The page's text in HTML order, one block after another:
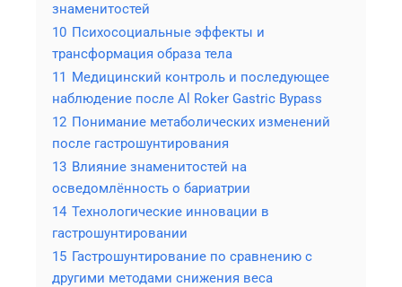
знаменитостей
10 Психосоциальные эффекты и
трансформация образа тела
11 Медицинский контроль и последующее
наблюдение после Al Roker Gastric Bypass
12 Понимание метаболических изменений
после гастрошунтирования
13 Влияние знаменитостей на
осведомлённость о бариатрии
14 Технологические инновации в
гастрошунтировании
15 Гастрошунтирование по сравнению с
другими методами снижения веса